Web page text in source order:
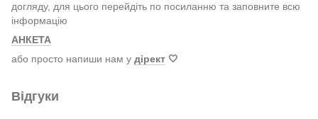
догляду, для цього перейдіть по посиланню та заповните всю
інформацію
АНКЕТА
або просто напиши нам у дірект 🤍
Відгуки